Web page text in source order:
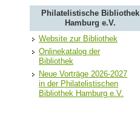
Philatelistische Bibliothek
Hamburg e.V.
Website zur Bibliothek
Onlinekatalog der
Bibliothek
Neue Vorträge 2026-2027
in der Philatelistischen
Bibliothek Hamburg e.V.